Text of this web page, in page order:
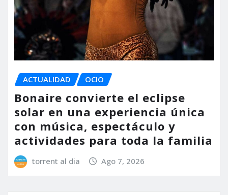
ACTUALIDAD OCIO
Bonaire convierte el eclipse
solar en una experiencia única
con música, espectáculo y
actividades para toda la familia
torrent al dia Ago 7, 2026